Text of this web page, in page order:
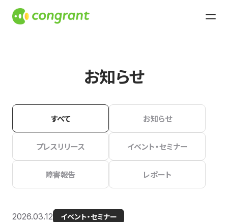
お知らせ
すべて お知らせ
プレスリリース イベント・セミナー
障害報告 レポート
2026.03.12 イベント・セミナー